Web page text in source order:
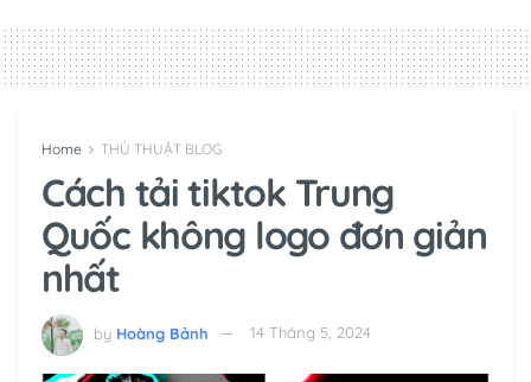
Home THỦ THUẬT BLOG
Cách tải tiktok Trung
Quốc không logo đơn giản
nhất
by Hoàng Bảnh 14 Tháng 5, 2024